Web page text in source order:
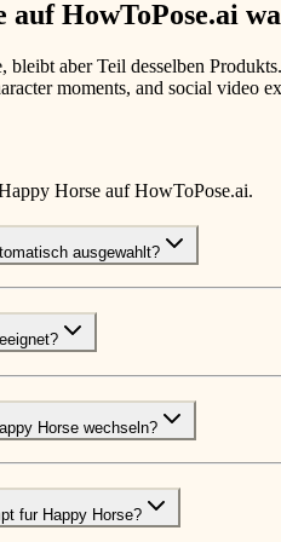
HowToPose.ai
bleibt aber Teil desselben
moments, and social video
Horse auf HowToPose.ai.
ausgewahlt?
Horse wechseln?
fur Happy Horse?